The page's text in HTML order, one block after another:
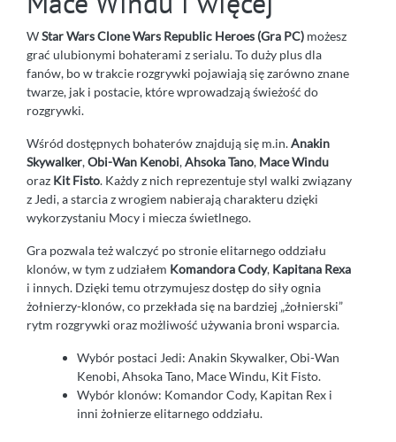
WStar Wars Clone Wars Republic Heroes (Gra PC) możesz
grać ulubionymi bohaterami z serialu. To duży plus dla
fanów, bo w trakcie rozgrywki pojawiają się zarówno znane
twarze, jak i postacie, które wprowadzają świeżość do
rozgrywki.
Wśród dostępnych bohaterów znajdują się m.in.Anakin
Skywalker,Obi-Wan Kenobi,Ahsoka Tano, Mace Windu
oraz Kit Fisto. Każdy z nich reprezentuje styl walki związany
z Jedi, a starcia z wrogiem nabierają charakteru dzięki
wykorzystaniu Mocy i miecza świetlnego.
Gra pozwala też walczyć po stronie elitarnego oddziału
klonów, w tym z udziałem Komandora Cody, Kapitana Rexa
i innych. Dzięki temu otrzymujesz dostęp do siły ognia
żołnierzy-klonów, co przekłada się na bardziej „żołnierski”
rytm rozgrywki oraz możliwość używania broni wsparcia.
Wybór postaci Jedi: Anakin Skywalker, Obi-Wan
Kenobi, Ahsoka Tano, Mace Windu, Kit Fisto.
Wybór klonów: Komandor Cody, Kapitan Rex i
inni żołnierze elitarnego oddziału.